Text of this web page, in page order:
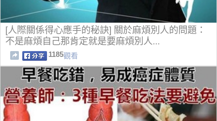
[人際關係得心應手的秘訣] 關於麻煩別人的問題：
不是麻煩自己那肯定就是要麻煩別人...
1185觀看